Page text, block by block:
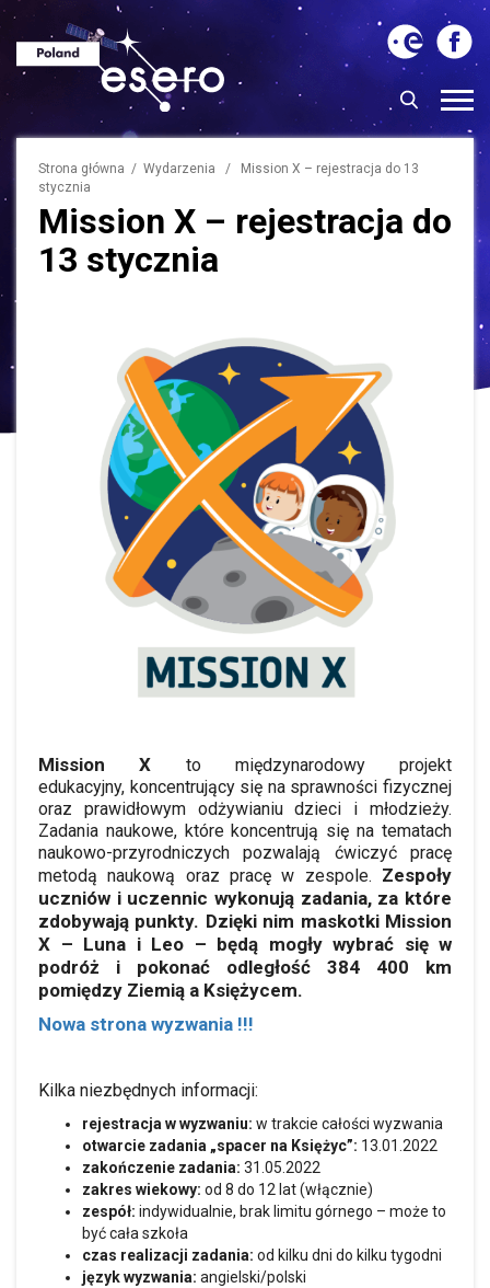
Strona główna / Wydarzenia / Mission X – rejestracja do 13
stycznia
Mission X – rejestracja do
13 stycznia
Mission X to międzynarodowy projekt
edukacyjny, koncentrujący się na sprawności fizycznej
oraz prawidłowym odżywianiu dzieci i młodzieży.
Zadania naukowe, które koncentrują się na tematach
naukowo-przyrodniczych pozwalają ćwiczyć pracę
metodą naukową oraz pracę w zespole. Zespoły
uczniów i uczennic wykonują zadania, za które
zdobywają punkty. Dzięki nim maskotki Mission
X – Luna i Leo – będą mogły wybrać się w
podróż i pokonać odległość 384 400 km
pomiędzy Ziemią a Księżycem.
Nowa strona wyzwania !!!
Kilka niezbędnych informacji:
rejestracja w wyzwaniu: w trakcie całości wyzwania
otwarcie zadania „spacer na Księżyc”: 13.01.2022
zakończenie zadania: 31.05.2022
zakres wiekowy: od 8 do 12 lat (włącznie)
zespół: indywidualnie, brak limitu górnego – może to
być cała szkoła
czas realizacji zadania: od kilku dni do kilku tygodni
język wyzwania: angielski/polski